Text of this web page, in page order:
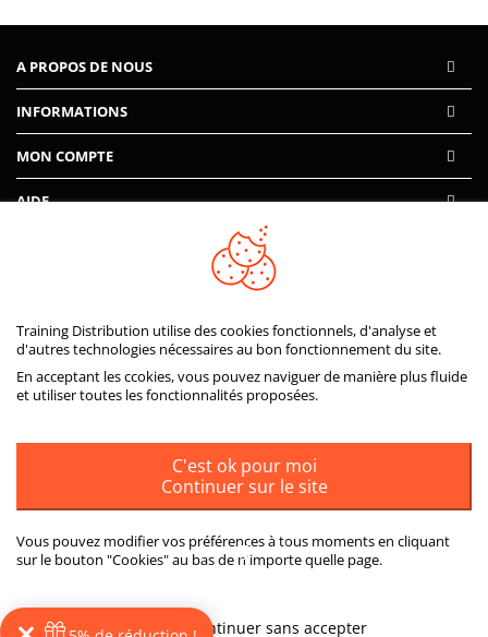
A PROPOS DE NOUS
INFORMATIONS
MON COMPTE
Training Distribution utilise des cookies fonctionnels, d'analyse et
d'autres technologies nécessaires au bon fonctionnement du site.
En acceptant les ccokies, vous pouvez naviguer de manière plus fluide
et utiliser toutes les fonctionnalités proposées.
C'est ok pour moi
Continuer sur le site
Vous pouvez modifier vos préférences à tous moments en cliquant
sur le bouton "Cookies" au bas de n'importe quelle page.
Plus d'informationsou Continuer sans accepter
AIDE